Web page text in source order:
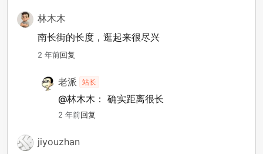
林木木
南长街的长度，逛起来很尽兴
2 年前回复
老派 站长
@林木木： 确实距离很长
2 年前回复
jiyouzhan